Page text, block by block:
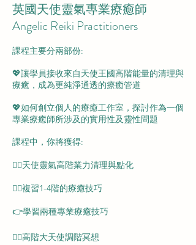
英國天使靈氣專業療癒師
Angelic Reiki Practitioners
課程主要分兩部份:
💖讓學員接收來自天使王國高階能量的清理與
療癒，成為更純淨通透的療癒管道
💖如何創立個人的療癒工作室，探討作為一個
專業療癒師所涉及的實用性及靈性問題
課程中，你將獲得:
👉🏻天使靈氣高階業力清理與點化
👉🏻複習1-4階的療癒技巧
👉學習兩種專業療癒技巧
👉🏻高階大天使調階冥想